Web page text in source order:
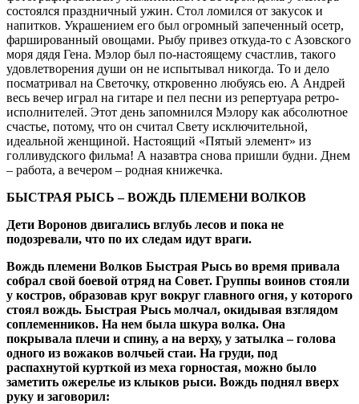
состоялся праздничный ужин. Стол ломился от закусок и
напитков. Украшением его был огромный запеченный осетр,
фаршированный овощами. Рыбу привез откуда-то с Азовского
моря дядя Гена. Мэлор был по-настоящему счастлив, такого
удовлетворения души он не испытывал никогда. То и дело
посматривал на Светочку, откровенно любуясь ею. А Андрей
весь вечер играл на гитаре и пел песни из репертуара ретро-
исполнителей. Этот день запомнился Мэлору как абсолютное
счастье, потому, что он считал Свету исключительной,
идеальной женщиной. Настоящий «Пятый элемент» из
голливудского фильма! А назавтра снова пришли будни. Днем
– работа, а вечером – родная книжечка.
БЫСТРАЯ РЫСЬ – ВОЖДЬ ПЛЕМЕНИ ВОЛКОВ
Дети Воронов двигались вглубь лесов и пока не
подозревали, что по их следам идут враги.
Вождь племени Волков Быстрая Рысь во время привала
собрал свой боевой отряд на Совет. Группы воинов стояли
у костров, образовав круг вокруг главного огня, у которого
стоял вождь. Быстрая Рысь молчал, окидывая взглядом
соплеменников. На нем была шкура волка. Она
покрывала плечи и спину, а на верху, у затылка – голова
одного из вожаков волчьей стаи. На груди, под
распахнутой курткой из меха горностая, можно было
заметить ожерелье из клыков рыси. Вождь поднял вверх
руку и заговорил: